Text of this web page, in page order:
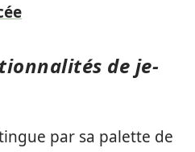
de je-
par sa palette de